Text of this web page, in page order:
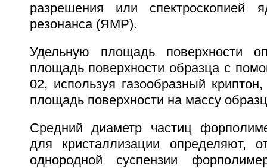
разрешения или спектроскопией
резонанса (ЯМР).
Удельную площадь поверхности
площадь поверхности образца с
02, используя газообразный
площадь поверхности на массу
Средний диаметр частиц
для кристаллизации определяют,
однородной суспензии